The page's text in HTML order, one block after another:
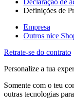
Declaração de
Definições de
Empresa
Outros nice
Retrate-se do contrato
Personalize a tua
Somente com o teu
outras tecnologias